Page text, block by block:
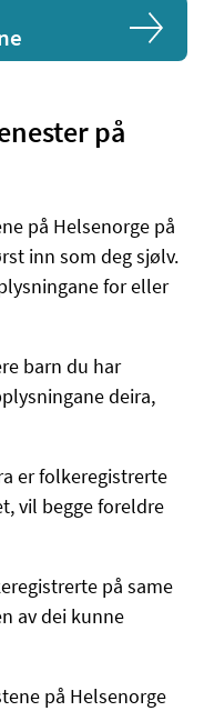
på
på Helsenorge på
inn som deg sjølv.
for eller
barn du har
deira,
er folkeregistrerte
vil begge foreldre
på same
av dei kunne
på Helsenorge